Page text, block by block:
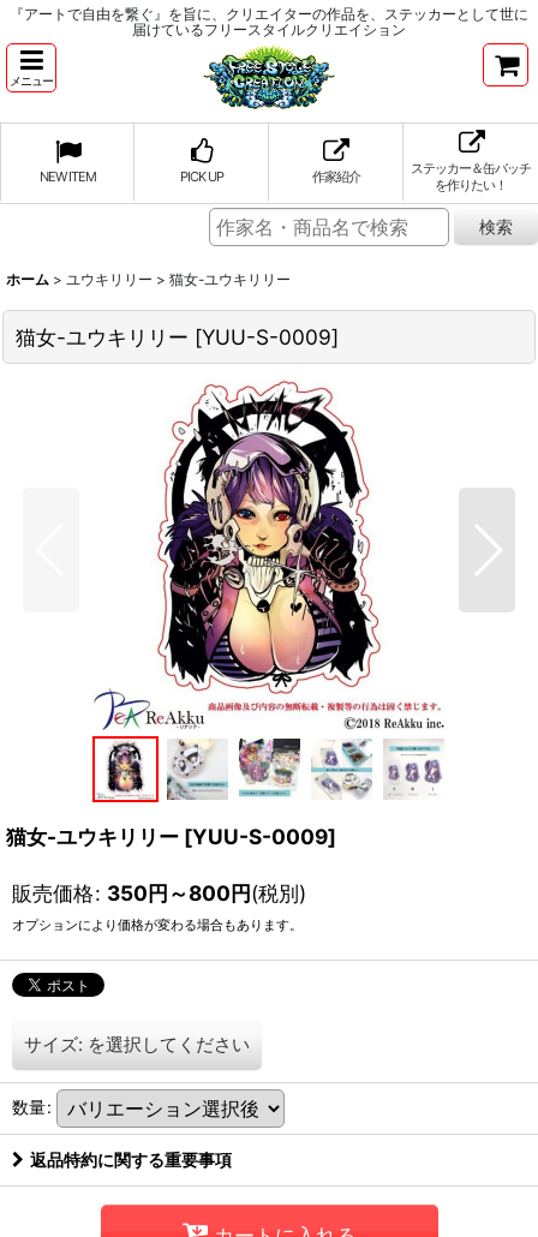
『アートで自由を繋ぐ』を旨に、クリエイターの作品を、ステッカーとして世に
届けているフリースタイルクリエイション
メニュー
NEW ITEM PICK UP 作家紹介
ステッカー＆缶バッチ
を作りたい！
ホーム > ユウキリリー > 猫女-ユウキリリー
猫女-ユウキリリー [YUU-S-0009]
猫女-ユウキリリー [YUU-S-0009]
販売価格: 350円～800円(税別)
オプションにより価格が変わる場合もあります。
サイズ: を選択してください
数量:
返品特約に関する重要事項